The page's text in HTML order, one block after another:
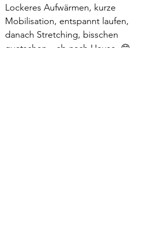
Lockeres Aufwärmen, kurze
Mobilisation, entspannt laufen,
danach Stretching, bisschen
quatschen – ab nach Hause. 😁